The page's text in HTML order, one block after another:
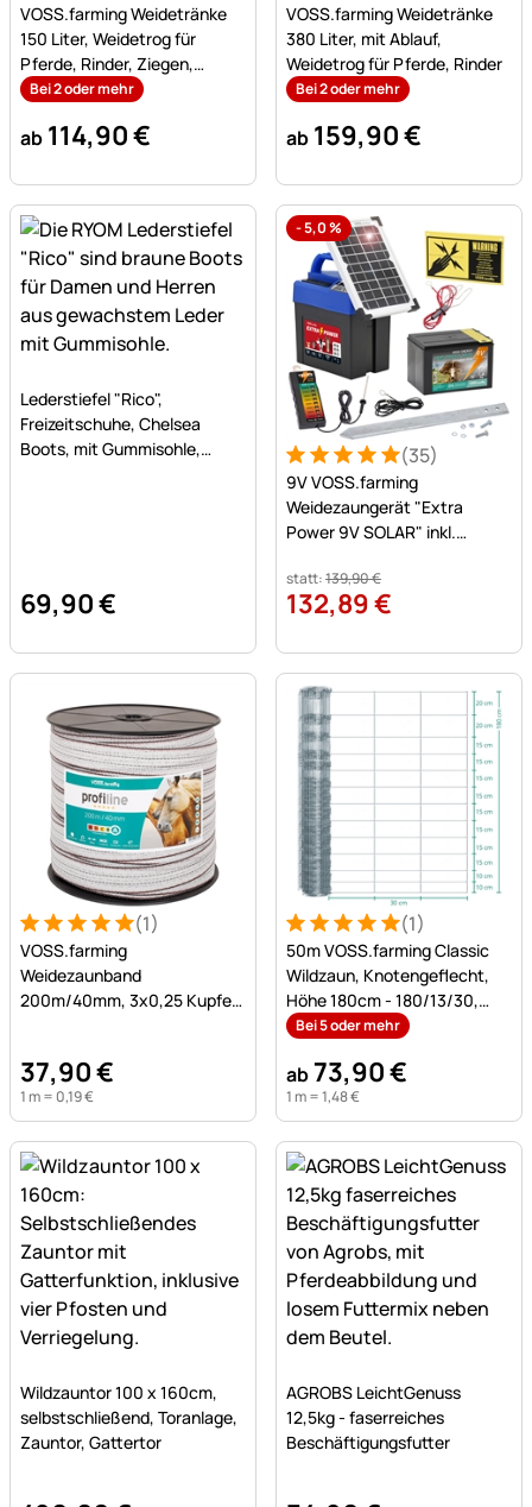
VOSS.farming Weidetränke
150 Liter, Weidetrog für
Pferde, Rinder, Ziegen,
Schafe
Bei 2 oder mehr
ab 114,90€
VOSS.farming Weidetränke
380 Liter, mit Ablauf,
Weidetrog für Pferde, Rinder
Bei 2 oder mehr
ab 159,90€
Noch keine Bewertungen abgegeben
Lederstiefel "Rico",
Freizeitschuhe, Chelsea
Boots, mit Gummisohle,
69,90€
-5,0%
Bewertung: 5 von 5 (35
35 Bewertungen
(35)
9V VOSS.farming
Weidezaungerät "Extra
Power 9V SOLAR" inkl.
statt:139,90€
132,89€
Bewertung: 5 von 5 (1 Bewertungen)
1 Bewertung (1)
VOSS.farming
Weidezaunband
200m/40mm, 3x0,25 Kupfer
37,90€
1 m = 0,19€
Bewertung: 5 von 5 (1
1 Bewertung (1)
50m VOSS.farming Classic
Wildzaun, Knotengeflecht,
Höhe 180cm - 180/13/30,
verzinkt
Bei 5 oder mehr
ab73,90€
1 m =1,48€
Wildzauntor 100 x 160cm,
selbstschließend, Toranlage,
Zauntor, Gattertor
AGROBS LeichtGenuss
12,5kg - faserreiches
Beschäftigungsfutter